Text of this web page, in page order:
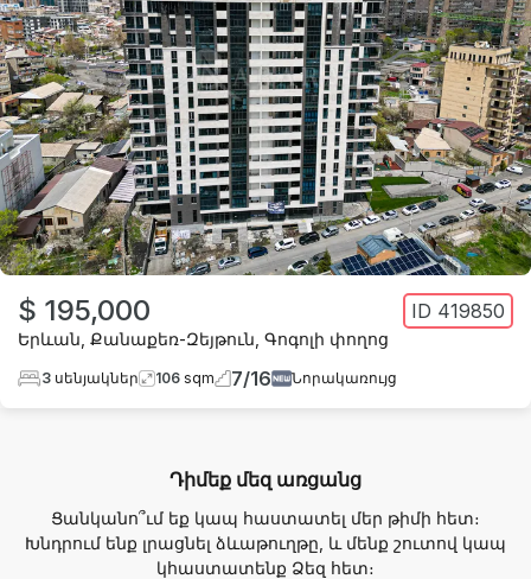
$ 195,000 ID 419850
Երևան Քանաքեռ-Զեյթուն Գոգոլի փողոց
3 սենյակներ 106 sqm 7/16 Նորակառույց
Դիմեք մեզ առցանց
Ցանկանո՞ւմ եք կապ հաստատել մեր թիմի հետ։
Խնդրում ենք լրացնել ձևաթուղթը, և մենք շուտով կապ
կհաստատենք Ձեզ հետ։